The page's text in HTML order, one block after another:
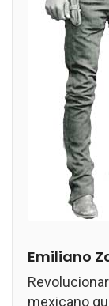
Emiliano
mexicano